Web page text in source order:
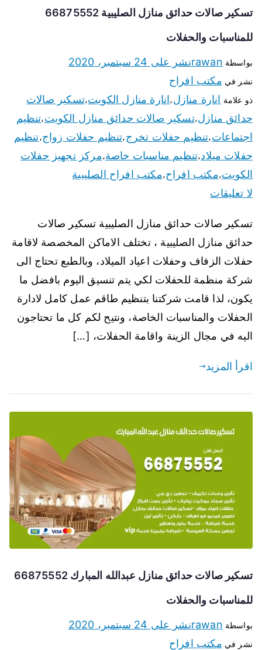
تسكير صالات حدائق منازل الصليبية 66875552
للمناسبات والحفلات
بواسطة rawanنشر على 24 سبتمبر، 2020
نشر في مكتب افراح
ذو علامة انارة منازل،انارة منازل الكويت،تسكير صالات
حدائق منازل،تسكير صالات حدائق منازل الكويت،تنظيم
اجتماعات،تنظيم حفلات تخرج،تنظيم حفلات زواج،تنظيم
حفلات ميلاد،تنظيم مناسبات خاصة،مركز تجهيز حفلات
الكويت،مكتب افراح،مكتب افراح الصليبية
لا تعليقات
تسكير صالات حدائق منازل الصليبية تسكير صالات
حدائق منازل الصليبية ، تختلف الاماكن المخصصة لاقامة
حفلات الزفاف وحفلات اعياد الميلاد، وبالطبع تحتاج الى
شركة منظمة للحفلات لكي يتم تنسيق اليوم بافضل ما
يكون، لذا قامت شركتنا بتنظيم طاقم عمل كامل لادارة
الحفلات والمناسبات الخاصة، ونتيح لكم كل ما تحتاجون
اليه في مجال الزينة واقامة الحفلات، […]
اقرأ المزيد
تسكير صالات حدائق منازل عبدالله المبارك 66875552
للمناسبات والحفلات
بواسطة rawanنشر على 24 سبتمبر، 2020
نشر في مكتب افراح